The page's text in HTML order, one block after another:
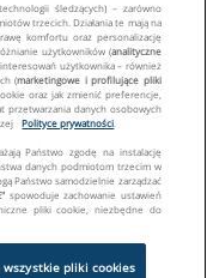
śledzących) – zarówno
trzecich. Działania te mają na
komfortu oraz personalizację
użytkowników (analityczne
użytkownika – również
(marketingowe i profilujące pliki
oraz jak zmienić preferencje,
przetwarzania danych osobowych
Polityce prywatności
Państwo zgodę na instalację
danych podmiotom trzecim w
Państwo samodzielnie zarządzać
spowoduje zachowanie ustawień
pliki cookie, niezbędne do
wszystkie pliki cookies